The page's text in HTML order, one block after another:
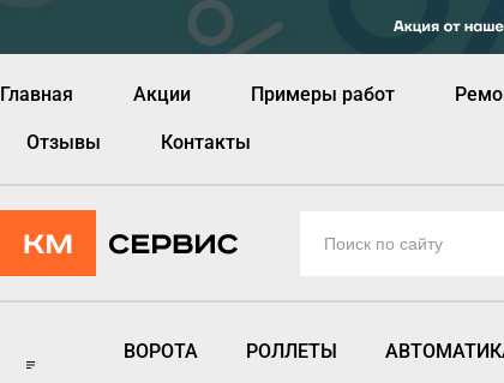
Главная Акции Примеры работ
Отзывы Контакты
ВОРОТА РОЛЛЕТЫ